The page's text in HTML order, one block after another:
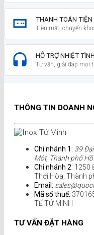
THANH TOÁN TIỆN
Tiền mặt, chuyển
HỖ TRỢ NHIỆT TÌNH
Tư vấn, giải đáp mọi
THÔNG TIN DOANH
Chi nhánh 1: 39
Một, Thành phố
Chi nhánh 2: 1250
Thới Hòa, Thành
Email:
Mã số thuế:
TẾ TỨ MINH
TƯ VẤN ĐẶT HÀNG